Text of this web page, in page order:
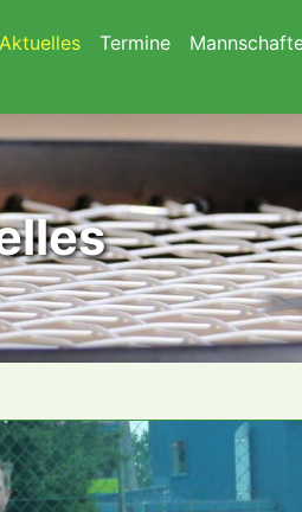
Navigation überspringen
Aktuelles Termine